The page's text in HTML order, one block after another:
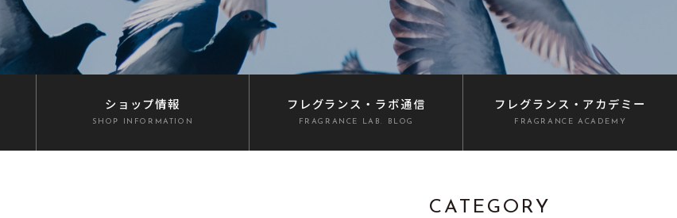
ショップ情報
SHOP INFORMATION
フレグランス ・ラボ通信
FRAGRANCE LAB. BLOG
フレグランス ・アカデミー
FRAGRANCE ACADEMY
CATEGORY